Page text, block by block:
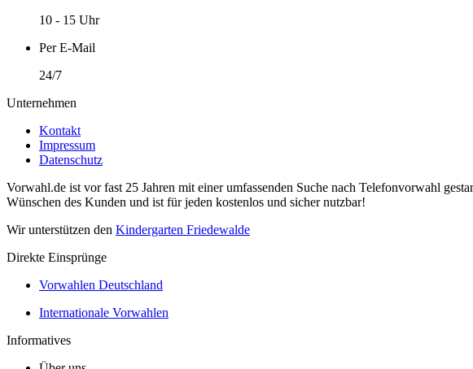
10 - 15 Uhr
Per E-Mail
24/7
Unternehmen
Kontakt
Impressum
Datenschutz
Vorwahl.de ist vor fast 25 Jahren mit einer umfassenden Suche nach Telefonvorwahl
Wünschen des Kunden und ist für jeden kostenlos und sicher nutzbar!
Wir unterstützen den Kindergarten Friedewalde
Direkte Einsprünge
Vorwahlen Deutschland
Internationale Vorwahlen
Informatives